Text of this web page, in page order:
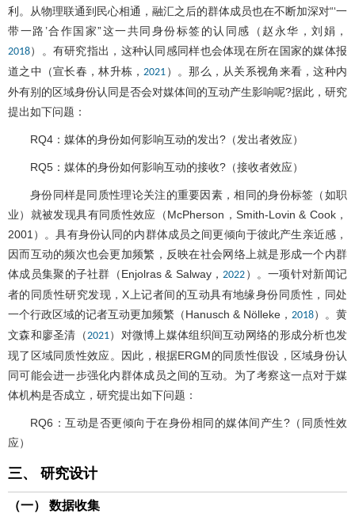
利。从物理联通到民心相通，融汇之后的群体成员也在不断加深对“‘一
带一路’合作国家”这一共同身份标签的认同感（赵永华，刘娟，
2018）。有研究指出，这种认同感同样也会体现在所在国家的媒体报
道之中（宣长春，林升栋， 2021 ）。那么，从关系视角来看，这种内
外有别的区域身份认同是否会对媒体间的互动产生影响呢?据此，研究
提出如下问题：
RQ4：媒体的身份如何影响互动的发出?（发出者效应）
RQ5：媒体的身份如何影响互动的接收?（接收者效应）
身份同样是同质性理论关注的重要因素，相同的身份标签（如职
业）就被发现具有同质性效应（McPherson，Smith-Lovin & Cook，
2001）。具有身份认同的内群体成员之间更倾向于彼此产生亲近感，
因而互动的频次也会更加频繁，反映在社会网络上就是形成一个内群
体成员集聚的子社群（Enjolras & Salway， 2022 ）。一项针对新闻记
者的同质性研究发现，X上记者间的互动具有地缘身份同质性，同处
一个行政区域的记者互动更加频繁（Hanusch & Nölleke， 2018）。黄
文森和廖圣清（2021）对微博上媒体组织间互动网络的形成分析也发
现了区域同质性效应。因此，根据ERGM的同质性假设，区域身份认
同可能会进一步强化内群体成员之间的互动。为了考察这一点对于媒
体机构是否成立，研究提出如下问题：
RQ6：互动是否更倾向于在身份相同的媒体间产生?（同质性效
应）
三、 研究设计
（一） 数据收集